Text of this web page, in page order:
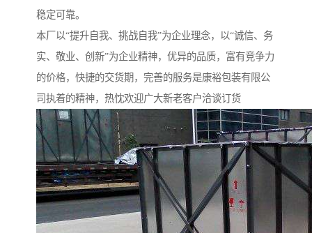
稳定可靠。
本厂以“提升自我、挑战自我”为企业理念，以“诚信、务
实、敬业、创新”为企业精神，优异的品质，富有竞争力
的价格，快捷的交货期，完善的服务是康裕包装有限公
司执着的精神，热忱欢迎广大新老客户洽谈订货